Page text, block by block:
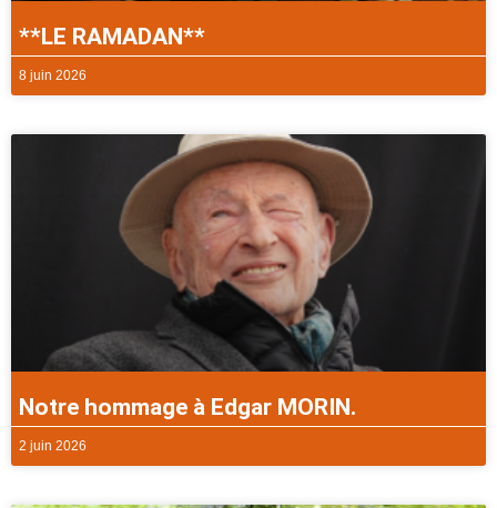
**LE RAMADAN**
8 juin 2026
Notre hommage à Edgar MORIN.
2 juin 2026